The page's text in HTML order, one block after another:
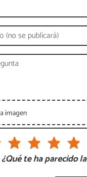
imagen
¿Qué te ha parecido